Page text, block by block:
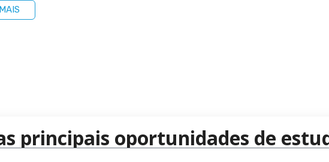
principais oportunidades de